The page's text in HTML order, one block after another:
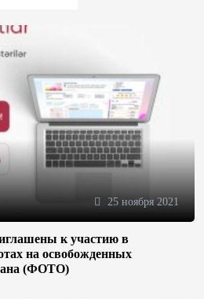
25 ноября 2021
к участию в
на освобожденных
(ФОТО)